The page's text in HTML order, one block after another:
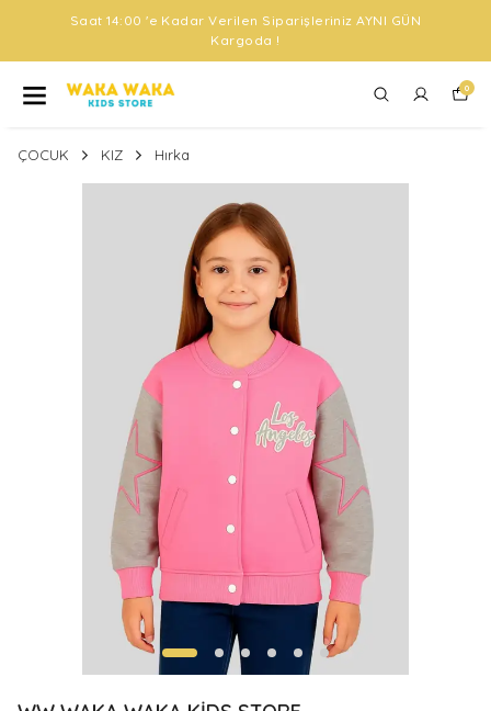
Saat 14:00 'e Kadar Verilen Siparişleriniz AYNI GÜN
Kargoda !
0
ÇOCUK KIZ Hırka